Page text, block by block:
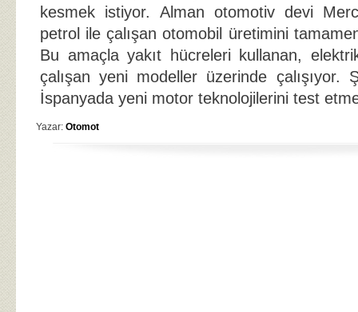
kesmek istiyor. Alman otomotiv devi
petrol ile çalışan otomobil üretimini
Bu amaçla yakıt hücreleri kullanan,
çalışan yeni modeller üzerinde çalışıyor.
İspanyada yeni motor teknolojilerini test
Yazar: Otomot